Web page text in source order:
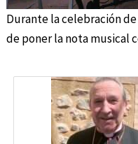
Durante la celebración
de poner la nota musical